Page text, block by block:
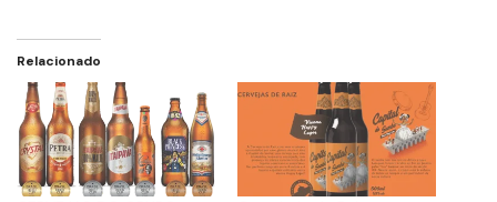
Relacionado